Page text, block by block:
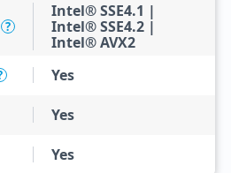
?
Intel® SSE4.1 |
Intel® SSE4.2 |
Intel® AVX2
Yes
Yes
Yes